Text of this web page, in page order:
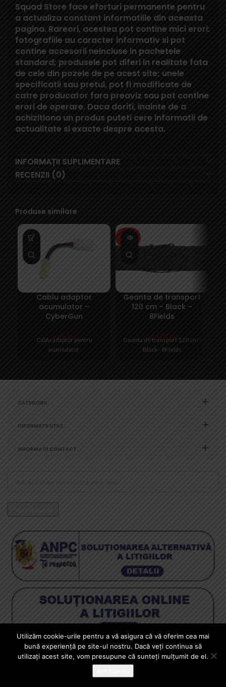
Squad Store face eforturi permanente pentru
a actualiza constant informatiile din aceasta
pagina. Rareori, acestea pot contine mici erori:
fotografiile au caracter informativ si pot
contine accesorii neincluse in pachetele
standard; produsele pot diferi in realitate fata
de cele din pozele de pe acest site; unele
specificatii sau pretul, pot fi modificate de
catre producator fara preaviz sau pot contine
erori de operare. Daca doriti, inainte de a
achizitiona un produs puteti cere informatii de
actualitate si exacte despre acesta.
INFORMAȚII SUPLIMENTARE
RECENZII (0)
Produse similare
Cablu adaptor
acumulator –
CyberGun
9,99 lei
Cablu adaptor pentru
acumulator.
SOLD
OUT
Geanta de transport
120 cm – Black –
8Fields
130,00 lei
Geanta de transport 120 cm -
Black - 8Fields
CATEGORII
INFORMATII UTILE
INFORMATII CONTACT
Copyright © 2024 Squad Store Professional Airsoft - Magazin
Arme Airsoft - Livrare din stoc pistoale airsoft, mitraliere si arme
automate airsoft.
Utilizăm cookie-urile pentru a vă asigura că vă oferim cea mai
bună experiență pe site-ul nostru. Dacă veți continua să
utilizați acest site, vom presupune că sunteți mulțumit de el.